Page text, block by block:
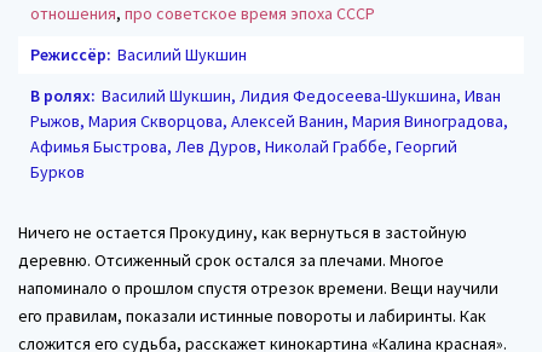
отношения, про советское время эпоха СССР
Режиссёр: Василий Шукшин
В ролях: Василий Шукшин, Лидия Федосеева-Шукшина, Иван
Рыжов, Мария Скворцова, Алексей Ванин, Мария Виноградова,
Афимья Быстрова, Лев Дуров, Николай Граббе, Георгий
Бурков
Ничего не остается Прокудину, как вернуться в застойную
деревню. Отсиженный срок остался за плечами. Многое
напоминало о прошлом спустя отрезок времени. Вещи научили
его правилам, показали истинные повороты и лабиринты. Как
сложится его судьба, расскажет кинокартина «Калина красная».